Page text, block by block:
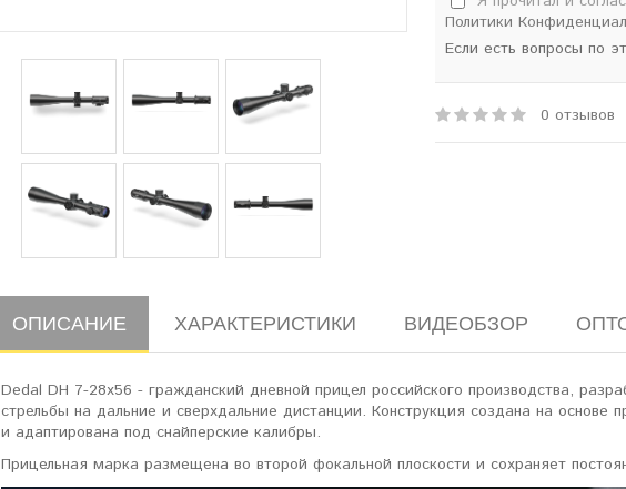
Политики
Если есть вопросы по
0 отзывов
ОПИСАНИЕ ХАРАКТЕРИСТИКИ ВИДЕОБЗОР
Dedal DH 7-28x56 - гражданский дневной прицел российского производства,
стрельбы на дальние и сверхдальние дистанции. Конструкция создана на основе
и адаптирована под снайперские калибры.
Прицельная марка размещена во второй фокальной плоскости и сохраняет